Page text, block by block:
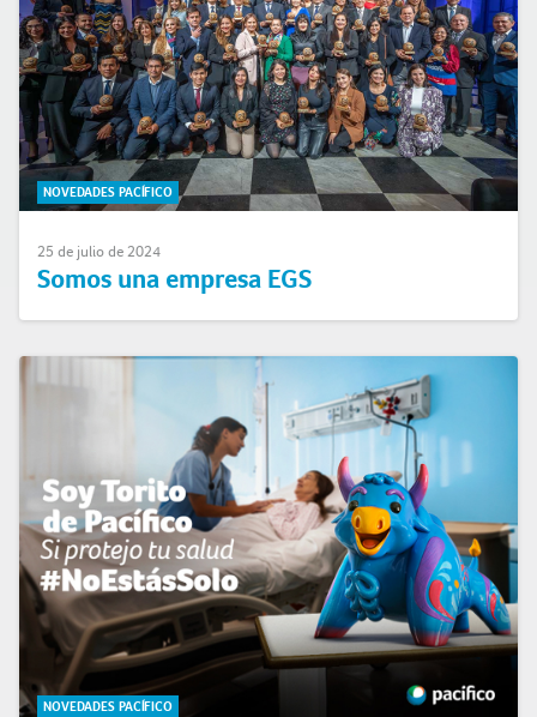
NOVEDADES PACÍFICO
25 de julio de 2024
Somos una empresa EGS
NOVEDADES PACÍFICO